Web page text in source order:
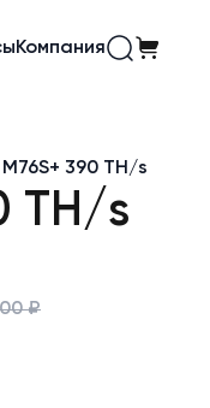
Компания
390 TH/s
TH/s
₽